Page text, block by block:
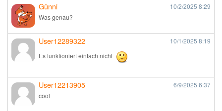
Günni 10/2/2025 8:29
Was genau?
User12289322 10/1/2025 8:19
Es funktioniert einfach nicht
User12213905 6/9/2025 6:37
cool